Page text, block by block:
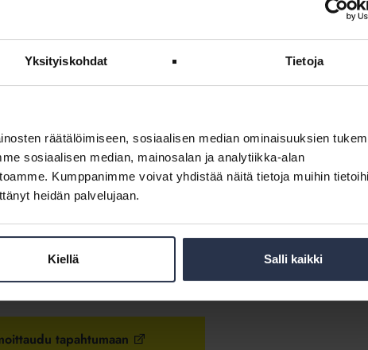
Yksityiskohdat Tietoja
räätälöimiseen, sosiaalisen median ominaisuuksien
sosiaalisen median, mainosalan ja analytiikka-alan
Kumppanimme voivat yhdistää näitä tietoja muihin
heidän palvelujaan.
Kiellä Salli kaikki
-webinaari
Tapahtumapaikka
Webinaari
tapahtumaan